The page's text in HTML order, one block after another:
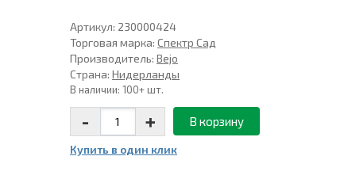
Артикул: 230000424
Торговая марка:Спектр Сад
Производитель:Bejo
Страна:Нидерланды
В наличии: 100+ шт.
- + В корзину
Купить в один клик